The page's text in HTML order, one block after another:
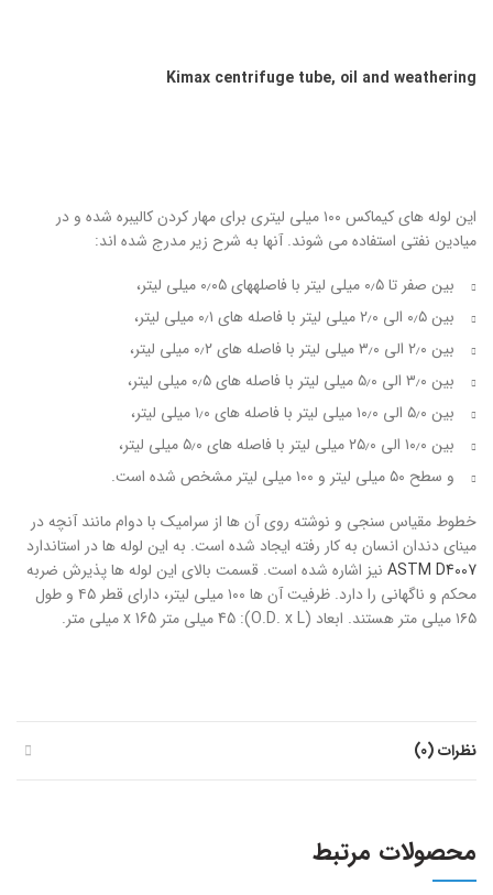
Kimax centrifuge tube, oil and weathering
این لوله های کیماکس ۱۰۰ میلی لیتری برای مهار کردن کالیبره شده و در
میادین نفتی استفاده می شوند. آنها به شرح زیر مدرج شده اند:
بین صفر تا ۰٫۵ میلی لیتر با فاصله­های ۰٫۰۵ میلی لیتر،
بین ۰٫۵ الی ۲٫۰ میلی لیتر با فاصله های ۰٫۱ میلی لیتر،
بین ۲٫۰ الی ۳٫۰ میلی لیتر با فاصله های ۰٫۲ میلی لیتر،
بین ۳٫۰ الی ۵٫۰ میلی لیتر با فاصله های ۰٫۵ میلی لیتر،
بین ۵٫۰ الی ۱۰٫۰ میلی لیتر با فاصله های ۱٫۰ میلی لیتر،
بین ۱۰٫۰ الی ۲۵٫۰ میلی لیتر با فاصله های ۵٫۰ میلی لیتر،
و سطح ۵۰ میلی لیتر و ۱۰۰ میلی لیتر مشخص شده است.
خطوط مقیاس سنجی و نوشته روی آن ها از سرامیک با دوام مانند آنچه در
مینای دندان انسان به کار رفته ایجاد شده است. به این لوله ها در استاندارد
ASTM D4007 نیز اشاره شده است. قسمت بالای این لوله ها پذیرش ضربه
محکم و ناگهانی را دارد. ظرفیت آن ها ۱۰۰ میلی لیتر، دارای قطر ۴۵ و طول
۱۶۵ میلی متر هستند. ابعاد (O.D. x L): 45 میلی متر x 165 میلی متر.
نظرات (0)
محصولات مرتبط